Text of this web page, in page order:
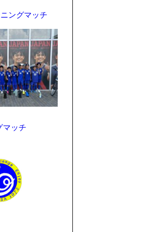
ングマッチ
マッチ